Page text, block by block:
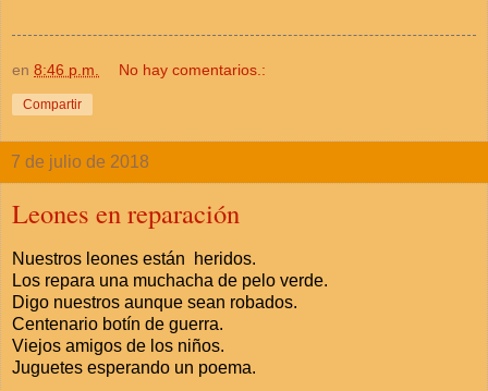
en 8:46 p.m. No hay comentarios.:
Compartir
7 de julio de 2018
Leones en reparación
Nuestros leones están heridos.
Los repara una muchacha de pelo verde.
Digo nuestros aunque sean robados.
Centenario botín de guerra.
Viejos amigos de los niños.
Juguetes esperando un poema.